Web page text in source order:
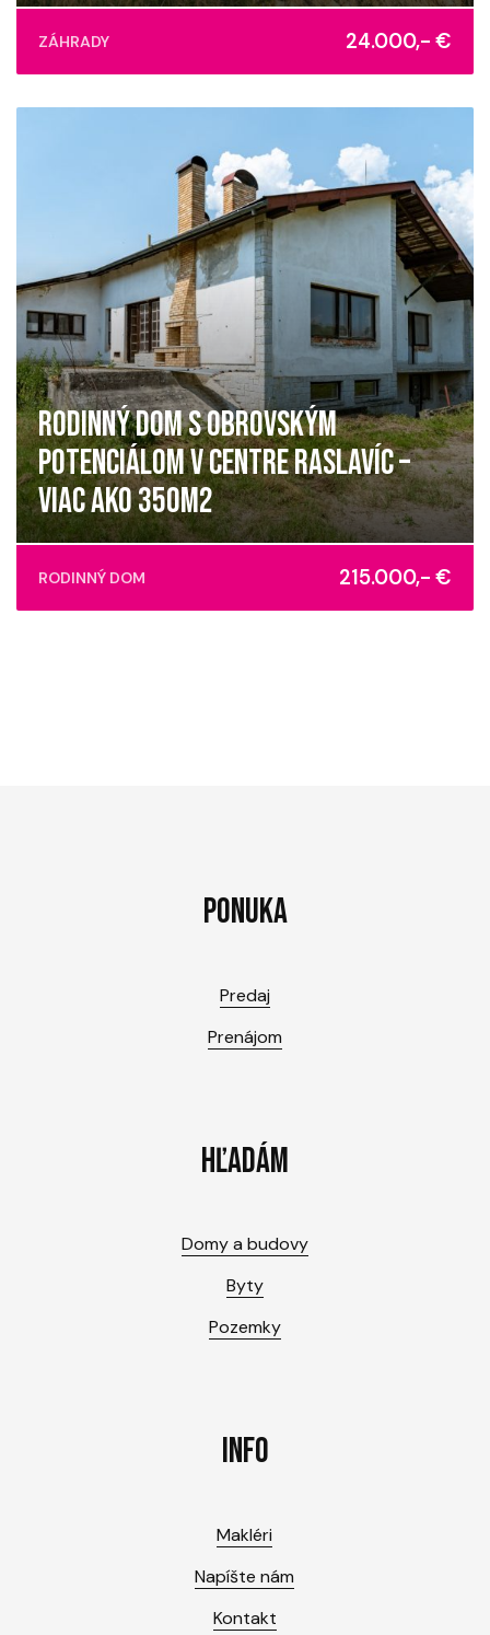
ZÁHRADY 24.000,- €
RODINNÝ DOM S OBROVSKÝM
POTENCIÁLOM V CENTRE RASLAVÍC –
VIAC AKO 350M2
Raslavice
RODINNÝ DOM 215.000,- €
PONUKA
Predaj
Prenájom
HĽADÁM
Domy a budovy
Byty
Pozemky
INFO
Makléri
Napíšte nám
Kontakt